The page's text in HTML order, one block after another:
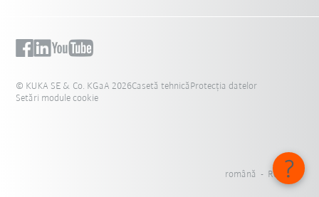
© KUKA SE & Co. KGaA 2026Casetă tehnică Protecția datelor
Setări module cookie
română - România